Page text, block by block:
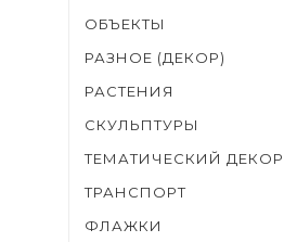
ОБЪЕКТЫ
РАЗНОЕ (ДЕКОР)
РАСТЕНИЯ
СКУЛЬПТУРЫ
ТЕМАТИЧЕСКИЙ ДЕКОР
ТРАНСПОРТ
ФЛАЖКИ